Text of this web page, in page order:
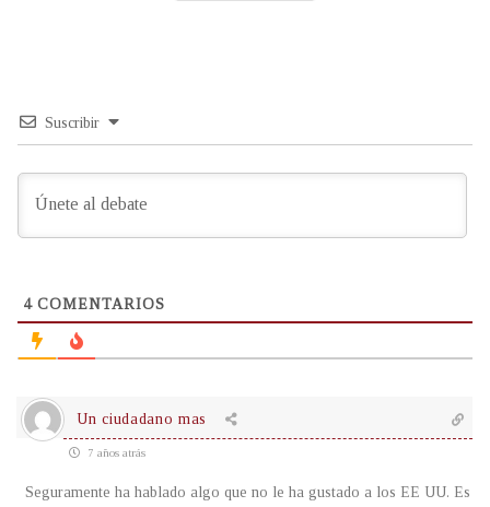
Suscribir
4COMENTARIOS
Un ciudadano mas
7 años atrás
Seguramente ha hablado algo que no le ha gustado a los EE UU. Es